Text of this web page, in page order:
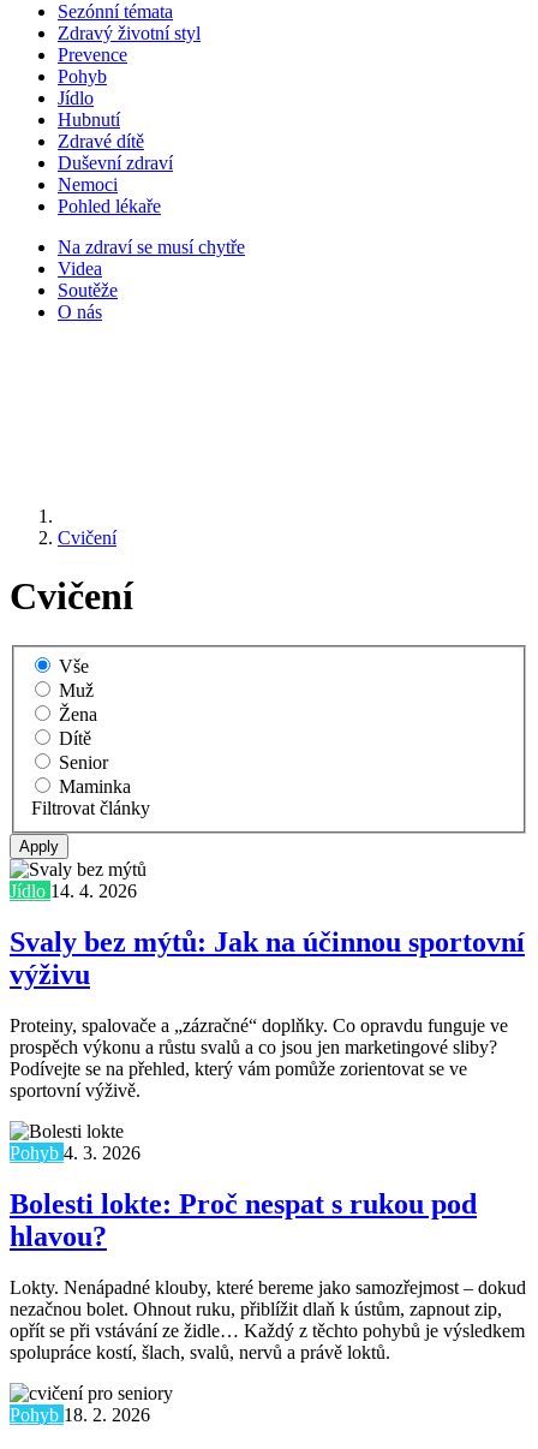
Sezónní témata
Zdravý životní styl
Prevence
Pohyb
Jídlo
Hubnutí
Zdravé dítě
Duševní zdraví
Nemoci
Pohled lékaře
Na zdraví se musí chytře
Videa
Soutěže
O nás
Cvičení
Cvičení
Vše
Muž
Žena
Dítě
Senior
Maminka
Filtrovat články
Jídlo 14. 4. 2026
Svaly bez mýtů: Jak na účinnou sportovní
výživu
Proteiny, spalovače a „zázračné“ doplňky. Co opravdu funguje ve
prospěch výkonu a růstu svalů a co jsou jen marketingové sliby?
Podívejte se na přehled, který vám pomůže zorientovat se ve
sportovní výživě.
Pohyb 4. 3. 2026
Bolesti lokte: Proč nespat s rukou pod
hlavou?
Lokty. Nenápadné klouby, které bereme jako samozřejmost – dokud
nezačnou bolet. Ohnout ruku, přiblížit dlaň k ústům, zapnout zip,
opřít se při vstávání ze židle… Každý z těchto pohybů je výsledkem
spolupráce kostí, šlach, svalů, nervů a právě loktů.
Pohyb 18. 2. 2026